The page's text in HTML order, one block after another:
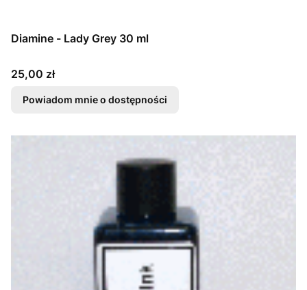
Diamine - Lady Grey 30 ml
Cena
25,00 zł
Powiadom mnie o dostępności